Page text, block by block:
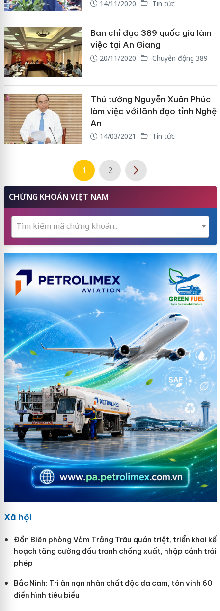
14/11/2020 Tin tức
Ban chỉ đạo 389 quốc gia làm
việc tại An Giang
20/11/2020 Chuyển động 389
Thủ tướng Nguyễn Xuân Phúc
làm việc với lãnh đạo tỉnh Nghệ
An
14/03/2021 Tin tức
1 2
CHỨNG KHOÁN VIỆT NAM
Tìm kiếm mã chứng khoán...
Xã hội
Đồn Biên phòng Vàm Trảng Trâu quán triệt, triển khai kế
hoạch tăng cường đấu tranh chống xuất, nhập cảnh trái
phép
Bắc Ninh: Tri ân nạn nhân chất độc da cam, tôn vinh 60
điển hình tiêu biểu